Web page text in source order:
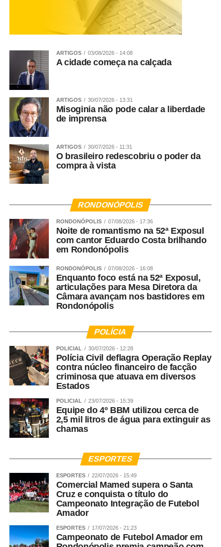
ARTIGOS 03/08/2026 - 14:08
A cidade começa na calçada
ARTIGOS 30/07/2026 - 13:31
Misoginia não pode calar a liberdade
de imprensa
ARTIGOS 30/07/2026 - 11:31
O brasileiro redescobriu o poder da
compra à vista
RONDONÓPOLIS
RONDONÓPOLIS 07/08/2026 - 17:36
Noite de romantismo na 52ª Exposul
com cantor Eduardo Costa brilhando
em Rondonópolis
RONDONÓPOLIS 07/08/2026 - 16:08
Enquanto foco está na 52ª Exposul,
articulações para Mesa Diretora da
Câmara avançam nos bastidores em
Rondonópolis
POLÍCIA
POLICIAL 30/07/2026 - 12:28
Polícia Civil deflagra Operação Replay
contra núcleo financeiro de facção
criminosa que atuava em diversos
Estados
POLICIAL 23/07/2026 - 15:39
Equipe do 4º BBM utilizou cerca de
2,5 mil litros de água para extinguir as
chamas
ESPORTES
ESPORTES 22/07/2026 - 15:49
Comercial Mamed supera o Santa
Cruz e conquista o título do
Campeonato Integração de Futebol
Amador
ESPORTES 17/07/2026 - 21:23
Campeonato de Futebol Amador em